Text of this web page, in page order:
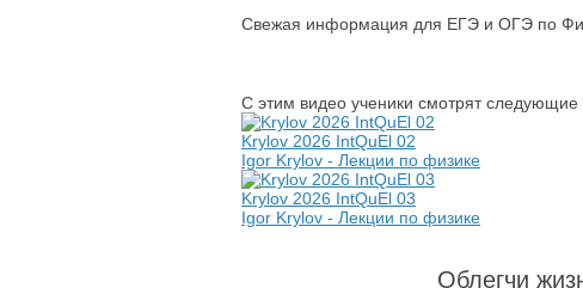
Свежая информация для ЕГЭ и ОГЭ по
С этим видео ученики смотрят следующие
Krylov 2026 IntQuEl 02
Igor Krylov - Лекции по физике
Krylov 2026 IntQuEl 03
Igor Krylov - Лекции по физике
Облегчи